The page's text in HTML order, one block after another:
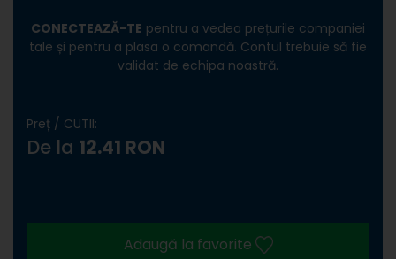
CONECTEAZĂ-TE pentru a vedea prețurile companiei
tale și pentru a plasa o comandă. Contul trebuie să fie
validat de echipa noastră.
Preț / CUTII:
De la 12.41 RON
Adaugă la favorite